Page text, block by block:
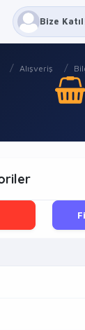
Bize
Alışveriş